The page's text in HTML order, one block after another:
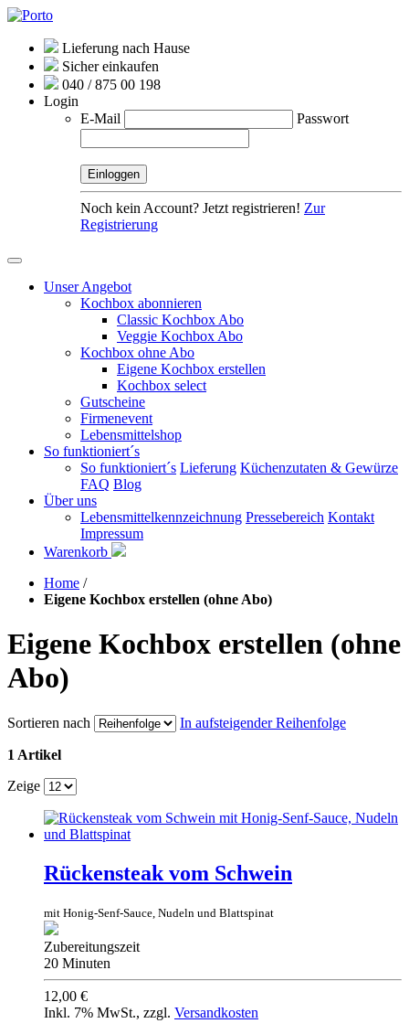
Lieferung nach Hause
Sicher einkaufen
040 / 875 00 198
Login
E-Mail
Passwort
Noch kein Account? Jetzt registrieren! Zur
Registrierung
Unser Angebot
Kochbox abonnieren
Classic Kochbox Abo
Veggie Kochbox Abo
Kochbox ohne Abo
Eigene Kochbox erstellen
Kochbox select
Gutscheine
Firmenevent
Lebensmittelshop
So funktioniert´s
So funktioniert´s Lieferung Küchenzutaten & Gewürze
FAQ Blog
Über uns
Lebensmittelkennzeichnung Pressebereich Kontakt
Impressum
Warenkorb
Home /
Eigene Kochbox erstellen (ohne Abo)
Eigene Kochbox erstellen (ohne
Abo)
Sortieren nach In aufsteigender Reihenfolge
1 Artikel
Zeige
Rückensteak vom Schwein
mit Honig-Senf-Sauce, Nudeln und Blattspinat
Zubereitungszeit
20 Minuten
12,00 €
Inkl. 7% MwSt., zzgl. Versandkosten